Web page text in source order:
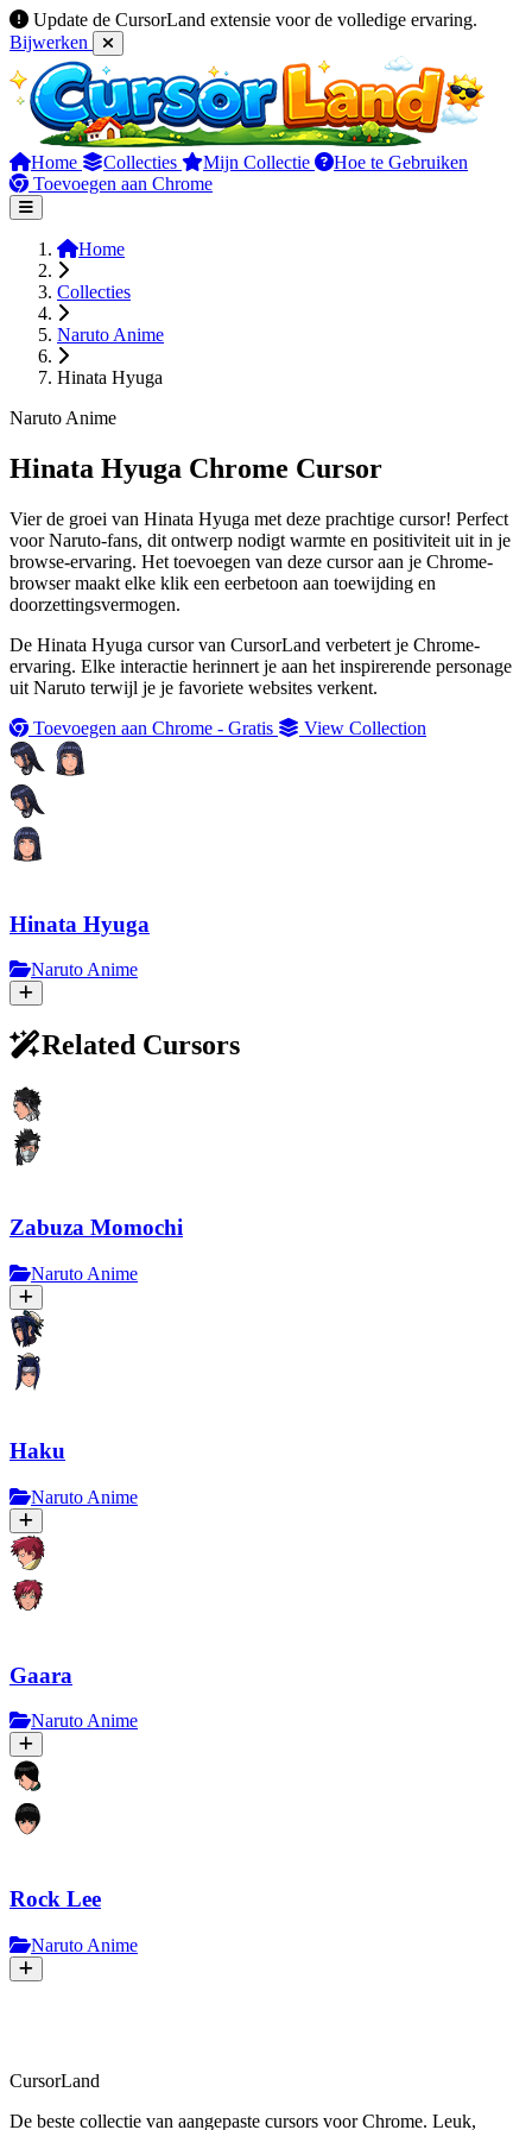
Update de CursorLand extensie voor de volledige ervaring.
Bijwerken
Home Collecties Mijn Collectie
Hoe te Gebruiken
Toevoegen aan Chrome
Home
Collecties
Naruto Anime
Hinata Hyuga
Naruto Anime
Hinata Hyuga Chrome Cursor
Vier de groei van Hinata Hyuga met deze prachtige cursor! Perfect
voor Naruto-fans, dit ontwerp nodigt warmte en positiviteit uit in je
browse-ervaring. Het toevoegen van deze cursor aan je Chrome-
browser maakt elke klik een eerbetoon aan toewijding en
doorzettingsvermogen.
De Hinata Hyuga cursor van CursorLand verbetert je Chrome-
ervaring. Elke interactie herinnert je aan het inspirerende personage
uit Naruto terwijl je je favoriete websites verkent.
Toevoegen aan Chrome - Gratis
View Collection
Hinata Hyuga
Naruto Anime
Related Cursors
Zabuza Momochi
Naruto Anime
Haku
Naruto Anime
Gaara
Naruto Anime
Rock Lee
Naruto Anime
CursorLand
De beste collectie van aangepaste cursors voor Chrome. Leuk,